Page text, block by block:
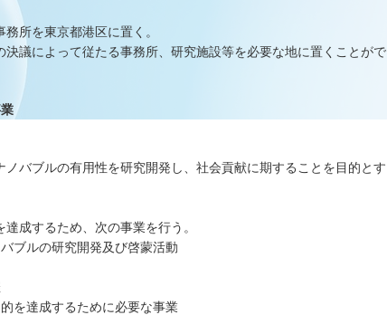
所を東京都港区に置く。
決議によって従たる事務所、研究施設等を必要な地に置くことがで
ノバブルの有用性を研究開発し、社会貢献に期することを目的とす
成するため、次の事業を行う。
ブルの研究開発及び啓蒙活動
的を達成するために必要な事業